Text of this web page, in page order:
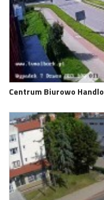
Centrum Biurowo